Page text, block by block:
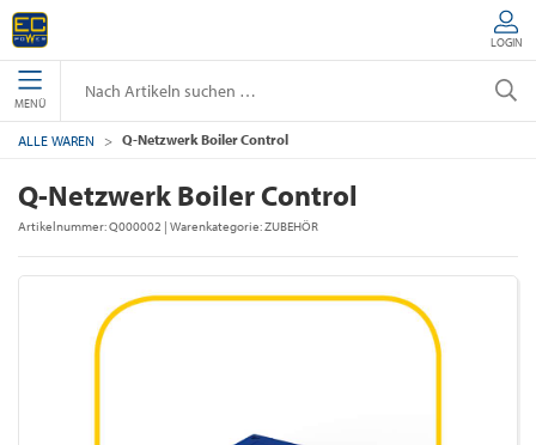
LOGIN
MENÜ
ALLE WAREN Q-Netzwerk Boiler Control
Q-Netzwerk Boiler Control
Artikelnummer:Q000002 | Warenkategorie:ZUBEHÖR